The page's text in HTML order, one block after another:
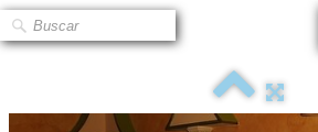
Que es la ARSA
Hacerse socio